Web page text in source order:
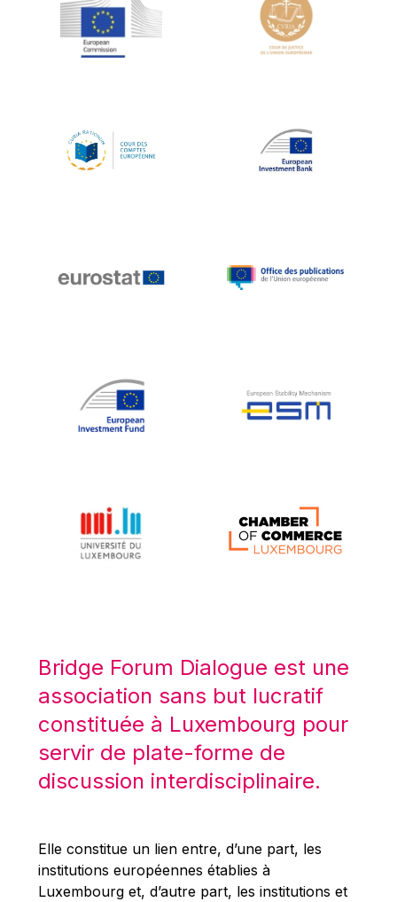
Jean-Louis Schiltz
Jean-Victor Louis
Johnny Åkerholm
Katharien L.C. Hunt
Klaus-Heiner Lehne
Koen LENAERTS
Lars Heikensten
Lucas Papademos
Máire Geoghegan-Quinn
Mario Centeno
Mario Monti
Maroš ŠEFČOVIČ
Martin Bailey
Martine Reicherts
Michael Sohlman
Michel Goedert
Bridge Forum Dialogue est une
association sans but lucratif
constituée à Luxembourg pour
servir de plate-forme de
discussion interdisciplinaire.
Elle constitue un lien entre, d’une part, les
institutions européennes établies à
Luxembourg et, d’autre part, les institutions et